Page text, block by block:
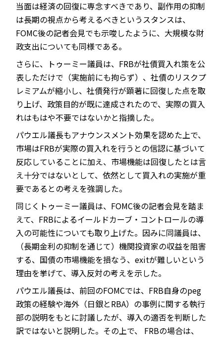
当面は経済の回復に専念すべきであり、副作用の抑制
は長期の視点から考えるべきというスタンスは、
FOMC後の記者会見でも示唆したように、大規模な財
政支出についても同様である。
さらに、トゥーミー議員は、FRBが社債買入れ策を公
表しただけで（実施前にも拘らず）、社債のリスクプ
レミアムが縮小し、社債発行が顕著に回復した点を取
り上げ、政策目的が既に達成されたので、実際の買入
れはもはや不要ではないかと指摘した。
パウエル議長もアナウンスメント効果を認めた上で、
市場はFRBが実際の買入れを行うとの信認に基づいて
反応していることに加え、市場機能は回復したとは言
え十分ではないとして、依然として買入れの実施が重
要であるとの考えを強調した。
同じくトゥーミー議員は、FOMC後の記者会見を踏ま
えて、FRBによるイールドカーブ・コントロールの導
入の可能性についても取り上げた。因みに同議員は、
（長期金利の抑制を通じて）機関投資家の収益を阻害
する、国債の市場機能を損なう、exitが難しいという
理由を挙げて、導入反対の考えを示した。
パウエル議長は、前回のFOMCでは、FRB自身のpeg
政策の経験や海外（日銀とRBA）の事例に関する執行
部の説明をもとに討議したが、導入の適否を判断した
訳ではないと説明した。その上で、 FRBの場合は、